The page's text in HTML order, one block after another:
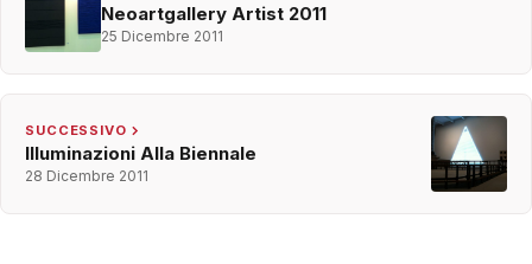
Neoartgallery Artist 2011
25 Dicembre 2011
SUCCESSIVO
Illuminazioni Alla Biennale
28 Dicembre 2011